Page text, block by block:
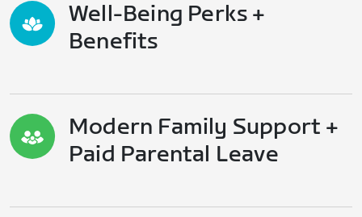
Well-Being Perks +
Benefits
Modern Family Support +
Paid Parental Leave